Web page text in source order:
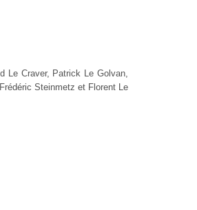
Le Craver, Patrick Le Golvan,
Steinmetz et Florent Le